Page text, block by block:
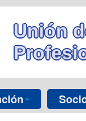
Unión